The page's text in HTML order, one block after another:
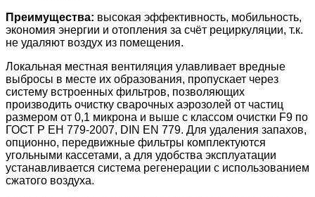
Преимущества: высокая эффективность, мобильность,
экономия энергии и отопления за счёт рециркуляции, т.к.
не удаляют воздух из помещения.
Локальная местная вентиляция улавливает вредные
выбросы в месте их образования, пропускает через
систему встроенных фильтров, позволяющих
производить очистку сварочных аэрозолей от частиц
размером от 0,1 микрона и выше с классом очистки F9 по
ГОСТ Р ЕН 779-2007, DIN EN 779. Для удаления запахов,
опционно, передвижные фильтры комплектуются
угольными кассетами, а для удобства эксплуатации
устанавливается система регенерации с использованием
сжатого воздуха.